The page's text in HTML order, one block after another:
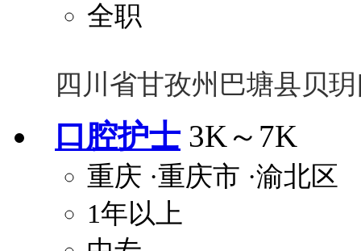
全职
四川省甘孜州巴塘县贝
口腔护士 3K～7K
重庆 ·重庆市 ·渝北区
1年以上